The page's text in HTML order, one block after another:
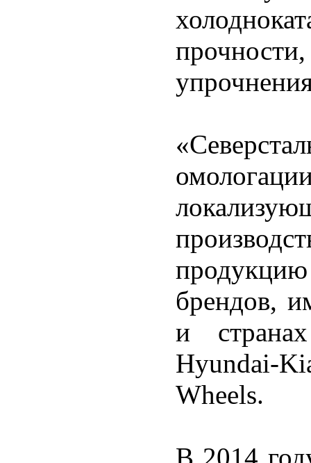
брендов,
и
Hyundai-
Wheels.
В 2014